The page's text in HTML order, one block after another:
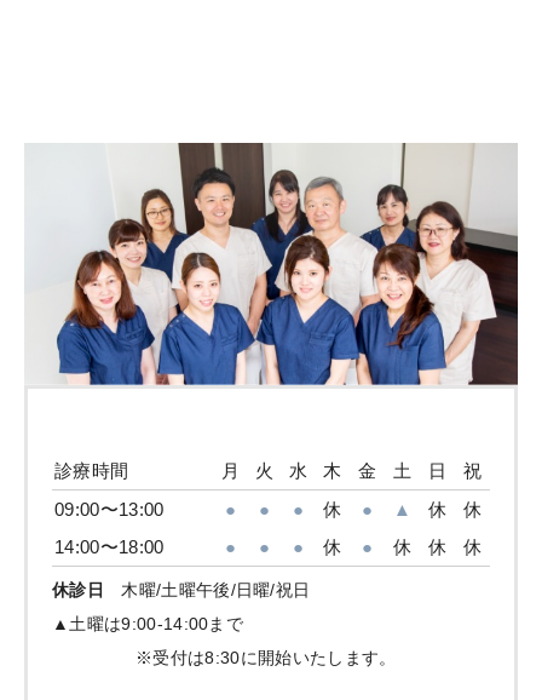
診療時間 月 火 水 木 金 土 日
祝
09:00〜13:00
● ● ● 休 ● ▲ 休
休
14:00〜18:00
● ● ● 休 ● 休 休 休
休診日
木曜/土曜午後/日曜/祝日
▲土曜は9:00-14:00まで
※受付は8:30に開始いたします。